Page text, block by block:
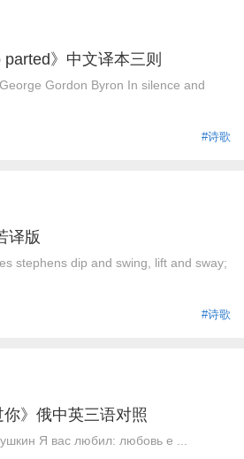
》中文译本三则
Gordon Byron In silence and
#诗歌
译版
stephens dip and swing, lift and sway;
#诗歌
》俄中英三语对照
Я вас любил: любовь е ...